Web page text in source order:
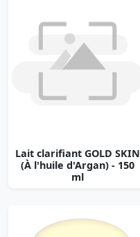
Lait clarifiant GOLD SKIN
(À l'huile d'Argan) - 150
ml